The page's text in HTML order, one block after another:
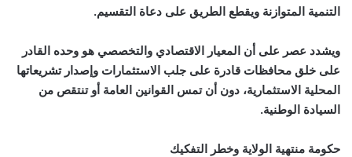
التنمية المتوازنة ويقطع الطريق على دعاة التقسيم.
ويشدد عصر على أن المعيار الاقتصادي والتخصصي هو وحده القادر
على خلق محافظات قادرة على جلب الاستثمارات وإصدار تشريعاتها
المحلية الاستثمارية، دون أن تمس القوانين العامة أو تنتقص من
السيادة الوطنية.
حكومة منتهية الولاية وخطر التفكيك